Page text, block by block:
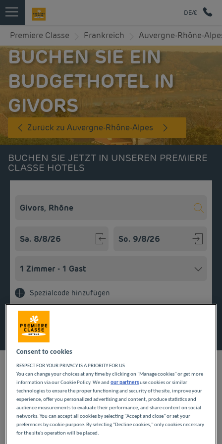
DE/€
Premiere Classe Frankreich Auvergne-Rhône-
BUCHEN SIE EIN
BUDGETHOTEL IN
GIVORS
Zurück zu Auvergne-Rhône-Alpes
BUCHEN SIE JETZT IN UNSEREN PREMIERE
CLASSE HOTELS
Spezialcode hinzufügen
UNSERE HOTELS IN
GIVORS ZU GÜNSTIGEN
PREISEN
Consent to cookies
RESPECT FOR YOUR PRIVACY IS A PRIORITY FOR US
You can change your choices at any time by clicking on "Manage cookies" or get more
information via our Cookie Policy. We andour partnersuse cookies or similar
technologies to ensure the proper functioning and security of the site, improve your
experience, offer you personalized advertising and content, produce statistics and
audience measurements to evaluate their performance, and share content on social
networks. You can accept all cookies by selecting "Accept and close" or set your
preferences by cookie purpose. By selecting "Decline cookies," only cookies necessary
for the site's operation will be placed.